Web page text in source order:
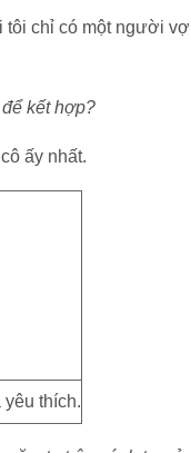
tôi chỉ có một người vợ
kết hợp?
ấy nhất.
thích.